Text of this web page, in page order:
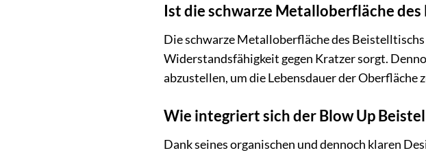
Ist die schwarze Metalloberfläche
Die schwarze Metalloberfläche des
Widerstandsfähigkeit gegen Kratzer sorgt.
abzustellen, um die Lebensdauer der Oberfläche
Wie integriert sich der Blow Up
Dank seines organischen und dennoch klaren